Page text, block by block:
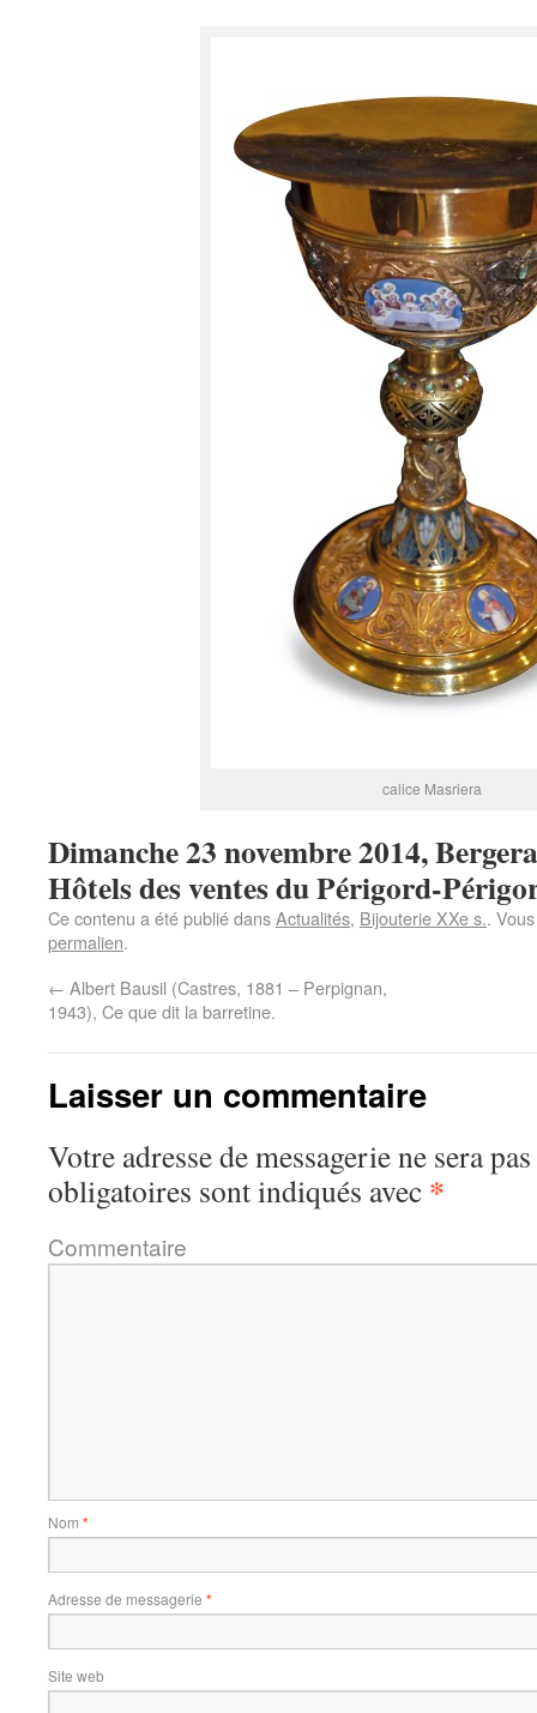
calice Masriera
Dimanche 23 novembre 2014,
Hôtels des ventes du Périgord-
Ce contenu a été publié dansActualités, Bijouterie XXe s..
permalien.
← Albert Bausil (Castres, 1881 – Perpignan,
1943), Ce que dit la barretine.
Laisser un commentaire
Votre adresse de messagerie ne sera
obligatoires sont indiqués avec *
Commentaire
Nom *
Adresse de messagerie *
Site web